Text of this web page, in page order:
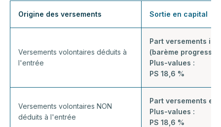
Origine des versements Sortie en capital
Versements volontaires déduits à
l'entrée
Part versements
(barème progressif)
Plus-values :
PS 18,6 %
Versements volontaires NON
déduits à l'entrée
Part versements
Plus-values :
PS 18,6 %